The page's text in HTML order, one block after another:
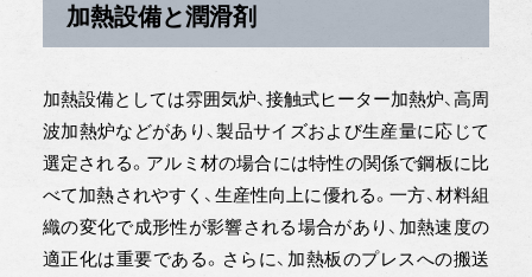
加熱設備と潤滑剤
加熱設備としては雰囲気炉、接触式ヒーター加熱炉、高周
波加熱炉などがあり、製品サイズおよび生産量に応じて
選定される。アルミ材の場合には特性の関係で鋼板に比
べて加熱されやすく、生産性向上に優れる。一方、材料組
織の変化で成形性が影響される場合があり、加熱速度の
適正化は重要である。さらに、加熱板のプレスへの搬送